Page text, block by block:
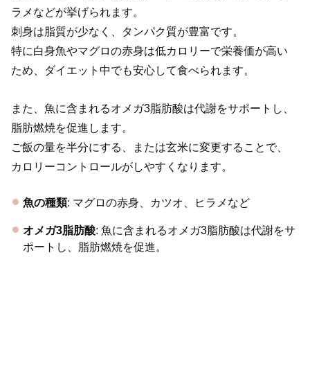
ラメなどが挙げられます。
刺身は脂質が少なく、タンパク質が豊富です。
特に白身魚やマグロの赤身は低カロリーで栄養価が高い
ため、ダイエット中でも安心して食べられます。
また、魚に含まれるオメガ3脂肪酸は代謝をサポートし、
脂肪燃焼を促進します。
ご飯の量を半分にする、または玄米に変更することで、
カロリーコントロールがしやすくなります。
魚の種類: マグロの赤身、カツオ、ヒラメなど
オメガ3脂肪酸: 魚に含まれるオメガ3脂肪酸は代謝をサ
ポートし、脂肪燃焼を促進。